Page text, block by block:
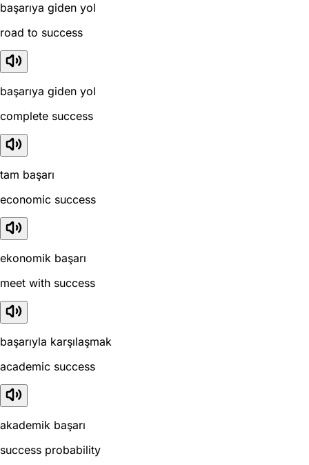
başarıya giden yol
road to success
başarıya giden yol
complete success
tam başarı
economic success
ekonomik başarı
meet with success
başarıyla karşılaşmak
academic success
akademik başarı
success probability